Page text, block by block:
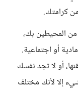
كرامتك.
من المحيطين بك،
أو اجتماعية.
أو لا تجد نفسك
إلا لأنك مختلف